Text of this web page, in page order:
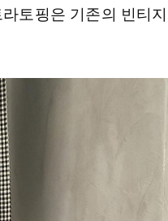
토핑은 기존의 빈티